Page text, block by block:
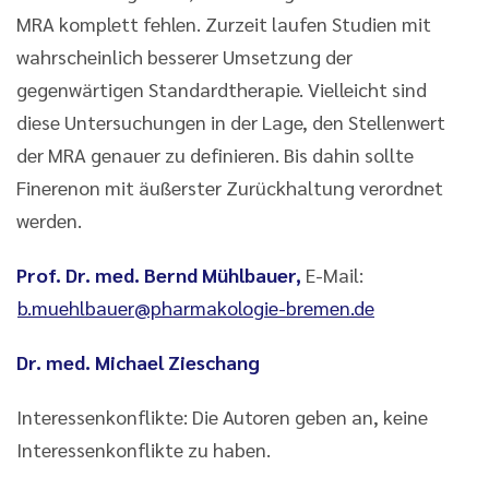
MRA komplett fehlen. Zurzeit laufen Studien mit
wahrscheinlich besserer Umsetzung der
gegenwärtigen Standardtherapie. Vielleicht sind
diese Untersuchungen in der Lage, den Stellenwert
der MRA genauer zu definieren. Bis dahin sollte
Finerenon mit äußerster Zurückhaltung verordnet
werden.
Prof. Dr. med. Bernd Mühlbauer, E-Mail:
b.muehlbauer@pharmakologie-bremen.de
Dr. med. Michael Zieschang
Interessenkonflikte: Die Autoren geben an, keine
Interessenkonflikte zu haben.